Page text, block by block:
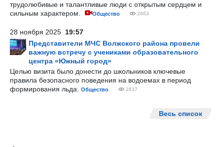
трудолюбивые и талантливые люди с открытым сердцем и
сильным характером.
Общество 2663
28 ноября 2025 19:57
Представители МЧС Волжского района провели
важную встречу с учениками образовательного
центра «Южный город»
Целью визита было донести до школьников ключевые
правила безопасного поведения на водоемах в период
формирования льда.
Общество 2837
Весь список